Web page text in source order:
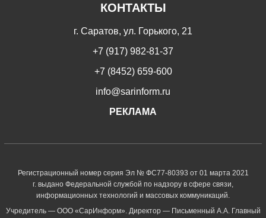
КОНТАКТЫ
г. Саратов, ул. Горького, 21
+7 (917) 982-81-37
+7 (8452) 659-600
info@sarinform.ru
РЕКЛАМА
Регистрационный номер серия Эл № ФС77-80393 от 01 марта 2021
г. выдано Федеральной службой по надзору в сфере связи,
информационных технологий и массовых коммуникаций.
Учредитель — ООО «СарИнформ». Директор — Письменный А.А. Главный